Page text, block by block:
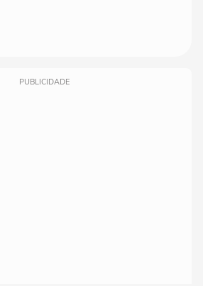
PUBLICIDADE